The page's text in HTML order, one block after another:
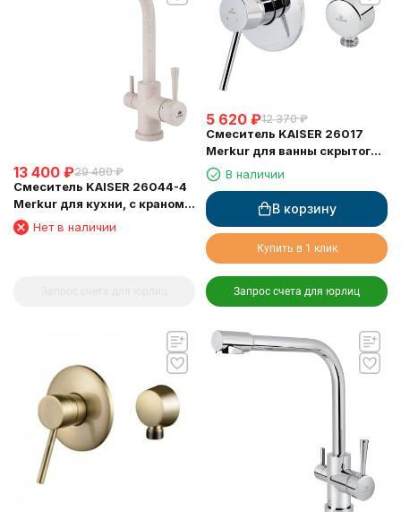
13 400 ₽29 480 ₽
Смеситель KAISER 26044-4
Merkur для кухни, с краном
для питьевой воды,
песочный
Нет в наличии
5 620 ₽12 370 ₽
Смеситель KAISER 26017
Merkur для ванны скрытого
монтажа
В наличии
В корзину
Купить в 1 клик
Запрос счета для юрлиц